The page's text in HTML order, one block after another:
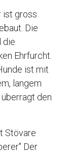
ist gross
Die
die
Ehrfurcht.
ist mit
langem
den
Stövare
Der